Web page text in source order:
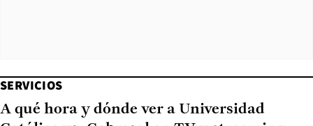
SERVICIOS
A qué hora y dónde ver a Universidad